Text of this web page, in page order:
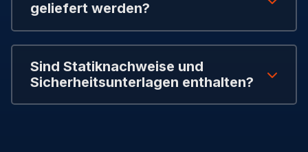
geliefert werden?
Sind Statiknachweise und
Sicherheitsunterlagen enthalten?